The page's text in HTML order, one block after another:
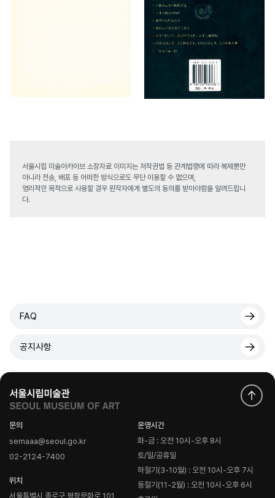
서울시립 미술아카이브 소장자료 이미지는 저작권법 등 관계법령에 따라 복제뿐만
아니라 전송, 배포 등 어떠한 방식으로도 무단 이용할 수 없으며,
영리적인 목적으로 사용할 경우 원작자에게 별도의 동의를 받아야함을 알려드립니
다.
FAQ
공지사항
문의
semaaa@seoul.go.kr
02-2124-7400
위치
서울특별시 종로구 평창문화로 101
운영시간
화-금 : 오전 10시-오후 8시
토/일/공휴일
하절기(3-10월) : 오전 10시-오후 7시
동절기(11-2월) : 오전 10시-오후 6시